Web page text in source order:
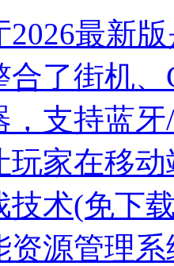
2026最新
合了街机
，支持蓝
玩家在移
技术(免下
资源管理